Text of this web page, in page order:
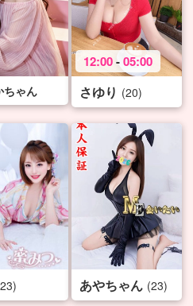
ちゃん
12:00-05:00
さゆり (20)
あやちゃん (23)